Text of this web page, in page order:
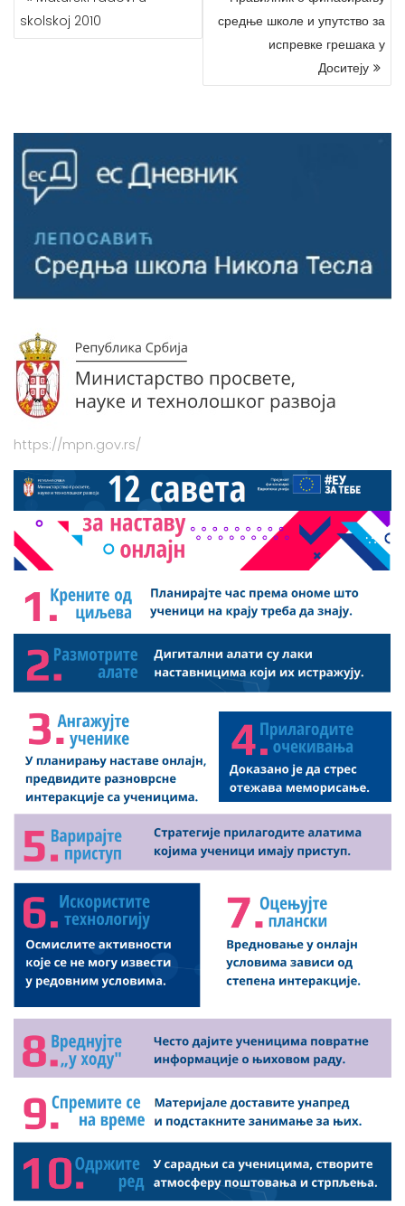
ЧЛАНКА
skolskoj 2010
средње школе и упутство за
испревке грешака у
Доситеју
https://mpn.gov.rs/